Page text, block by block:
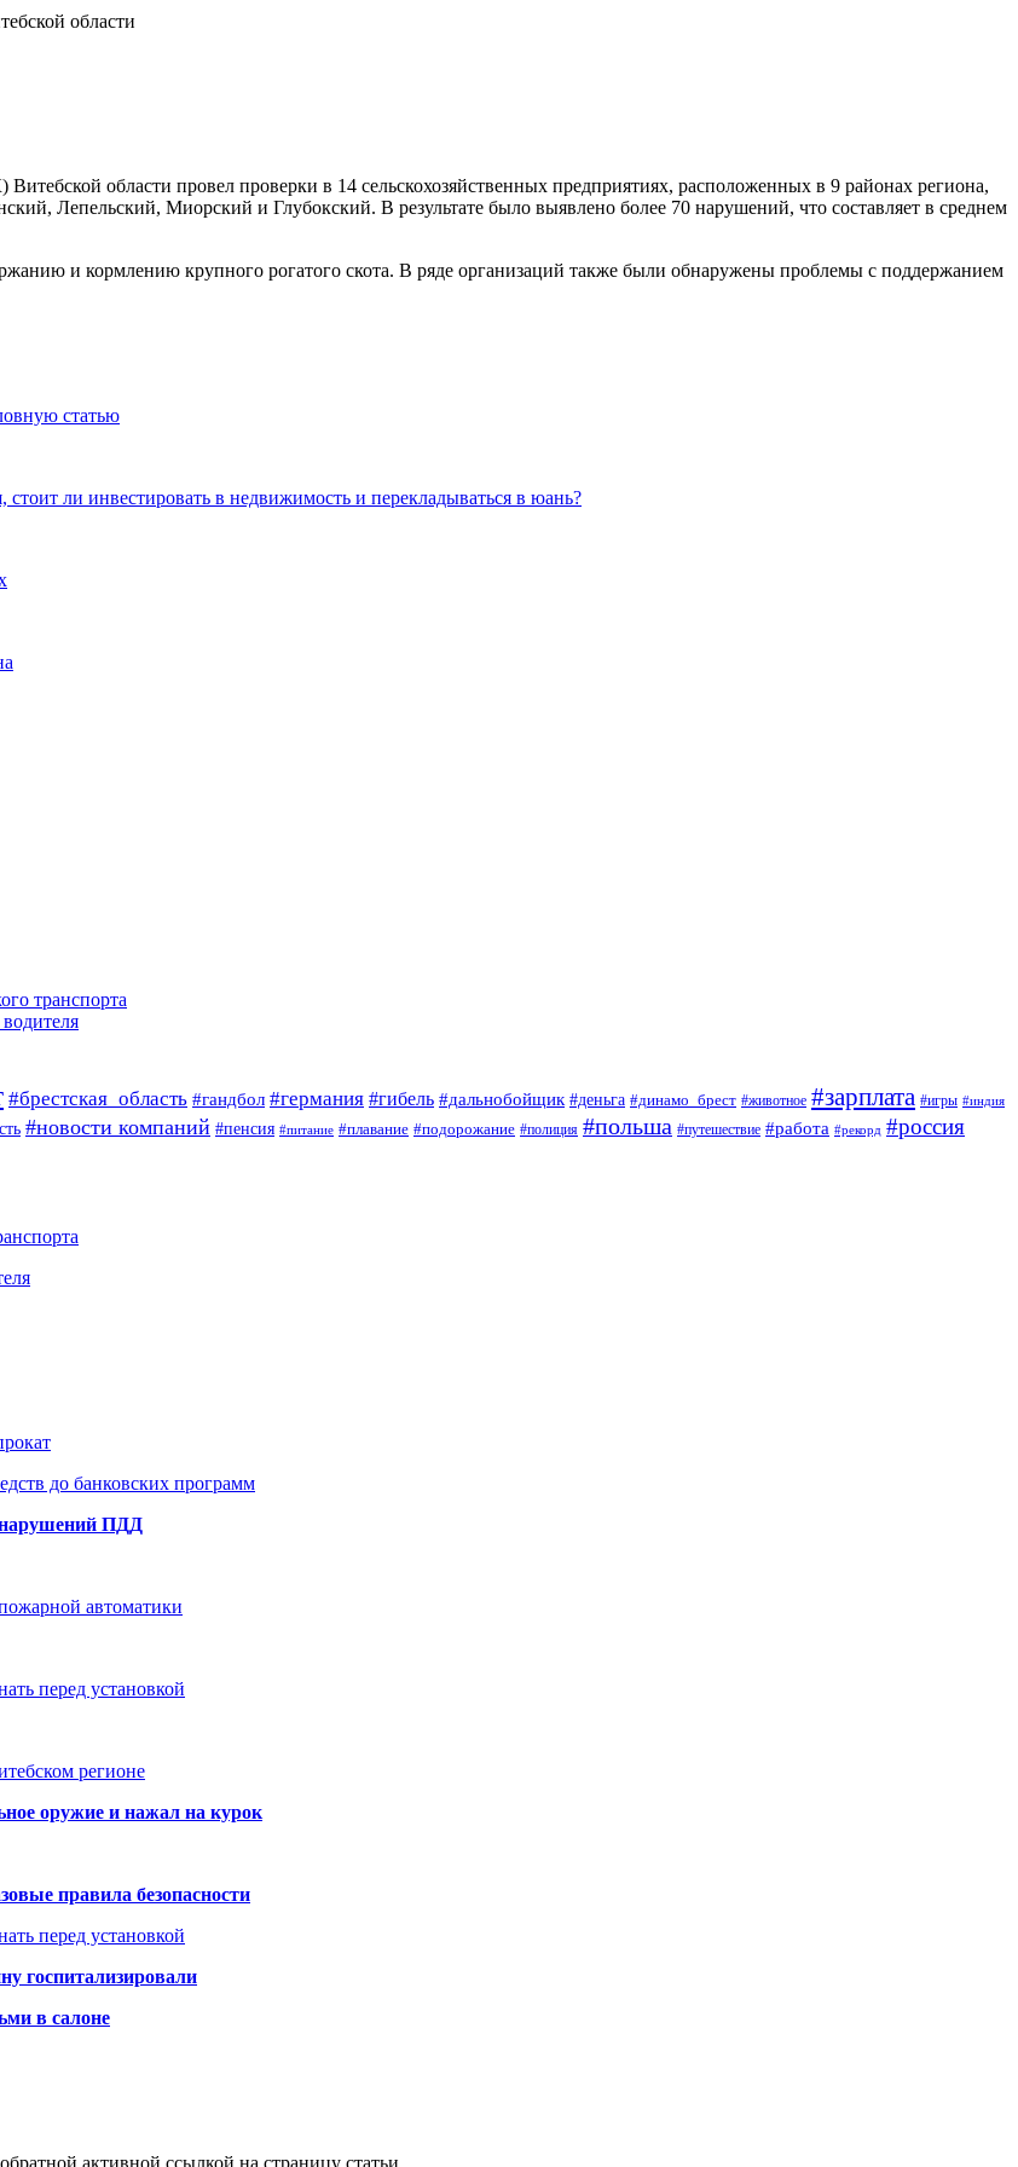
области провел проверки в 14 сельскохозяйственных предприятиях, расположенных в 9 районах региона,
Лепельский, Миорский и Глубокский. В результате было выявлено более 70 нарушений, что составляет в среднем
и кормлению крупного рогатого скота. В ряде организаций также были обнаружены проблемы с поддержанием
статью
ли инвестировать в недвижимость и перекладываться в юань?
транспорта
#брестская_область #гандбол #германия #гибель #дальнобойщик #деньга #динамо_брест #животное #зарплата #игры #индия
#новости компаний #пенсия #питание #плавание #подорожание #полиция #польша #путешествие #работа #рекорд #россия
до банковских программ
нарушений ПДД
автоматики
перед установкой
регионе
оружие и нажал на курок
правила безопасности
перед установкой
госпитализировали
в салоне
активной ссылкой на страницу статьи.